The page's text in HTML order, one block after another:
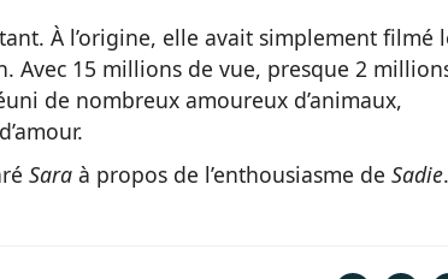
À l’origine, elle avait simplement filmé
Avec 15 millions de vue, presque 2
de nombreux amoureux d’animaux,
Sara à propos de l’enthousiasme de Sadie.